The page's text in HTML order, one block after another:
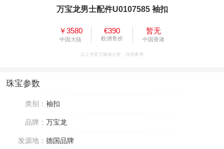
万宝龙男士配件U0107585 袖扣
￥3580
中国大陆
€390
欧洲售价
暂无
中国香港
以上为官方媒体公价，仅供参考
珠宝参数
类别： 袖扣
品牌： 万宝龙
发源地： 德国品牌